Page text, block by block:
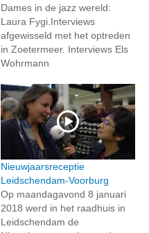
Dames in de jazz wereld:
Laura Fygi.Interviews
afgewisseld met het optreden
in Zoetermeer. Interviews Els
Wohrmann
Nieuwjaarsreceptie
Leidschendam-Voorburg
Op maandagavond 8 januari
2018 werd in het raadhuis in
Leidschendam de